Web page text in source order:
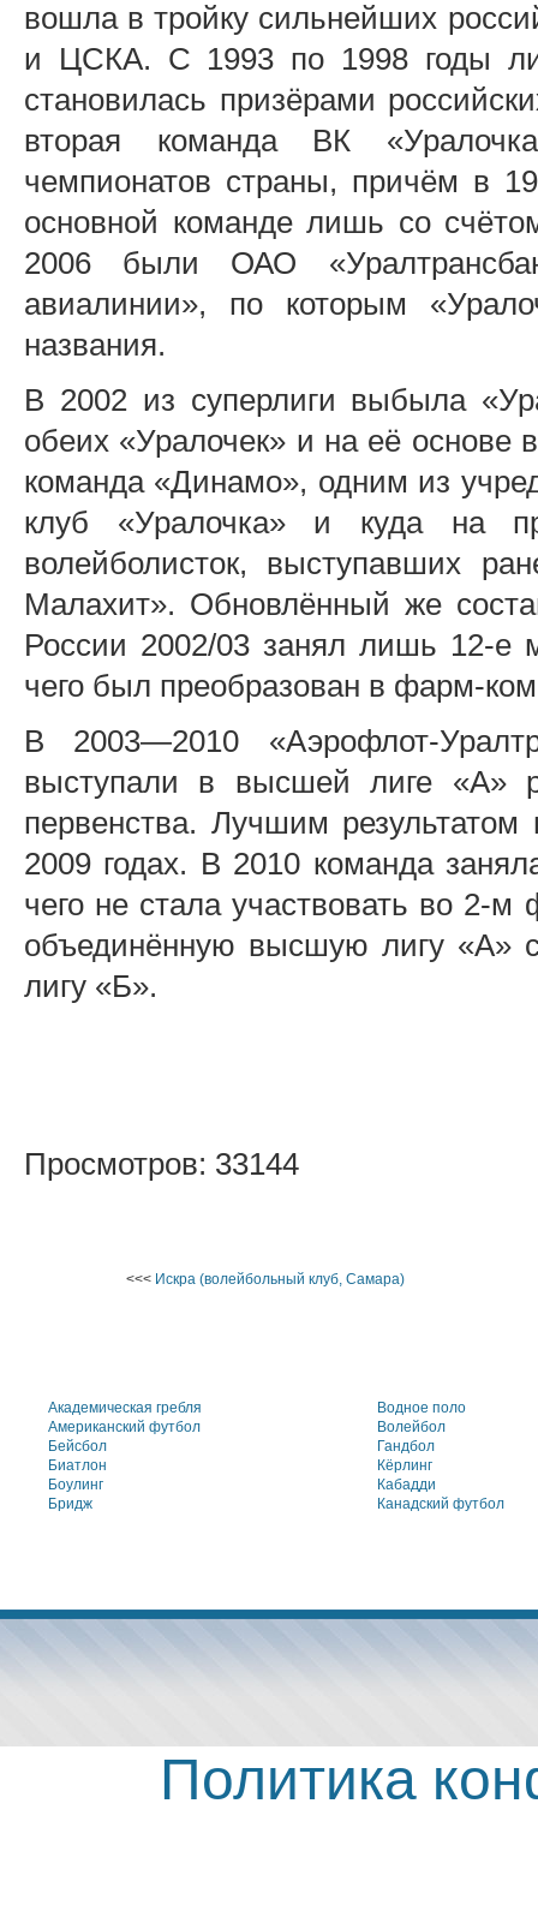
вошла в тройку сильнейших
и ЦСКА. С 1993 по 1998 годы
становилась призёрами
вторая команда ВК
чемпионатов страны, причём в
основной команде лишь со
2006 были ОАО
авиалинии», по которым
названия.
В 2002 из суперлиги выбыла
обеих «Уралочек» и на её
команда «Динамо», одним из
клуб «Уралочка» и куда на
волейболисток, выступавших
Малахит». Обновлённый же
России 2002/03 занял лишь 12-е
чего был преобразован в фарм-
В 2003—2010 «Аэрофлот-
выступали в высшей лиге «А»
первенства. Лучшим
2009 годах. В 2010 команда
чего не стала участвовать во 2-
объединённую высшую лигу «А»
лигу «Б».
Просмотров: 33144
<<< Искра (волейбольный клуб, Самара)
Академическая гребля
Американский футбол
Бейсбол
Биатлон
Боулинг
Бридж
Водное поло
Волейбол
Гандбол
Кёрлинг
Кабадди
Канадский футбол
Политика